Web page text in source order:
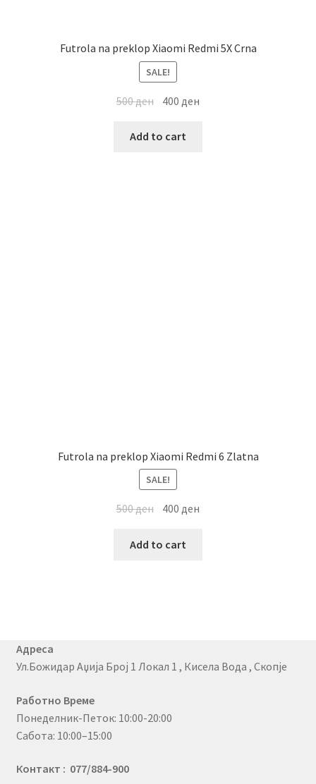
Futrola na preklop Xiaomi Redmi 5X Crna
SALE!
500ден 400 ден
Add to cart
Futrola na preklop Xiaomi Redmi 6 Zlatna
SALE!
500ден 400 ден
Add to cart
Адреса
Ул.Божидар Аџија Број 1 Локал 1 , Кисела Вода , Скопје
Работно Време
Понеделник-Петок: 10:00-20:00
Сабота: 10:00–15:00
Контакт : 077/884-900